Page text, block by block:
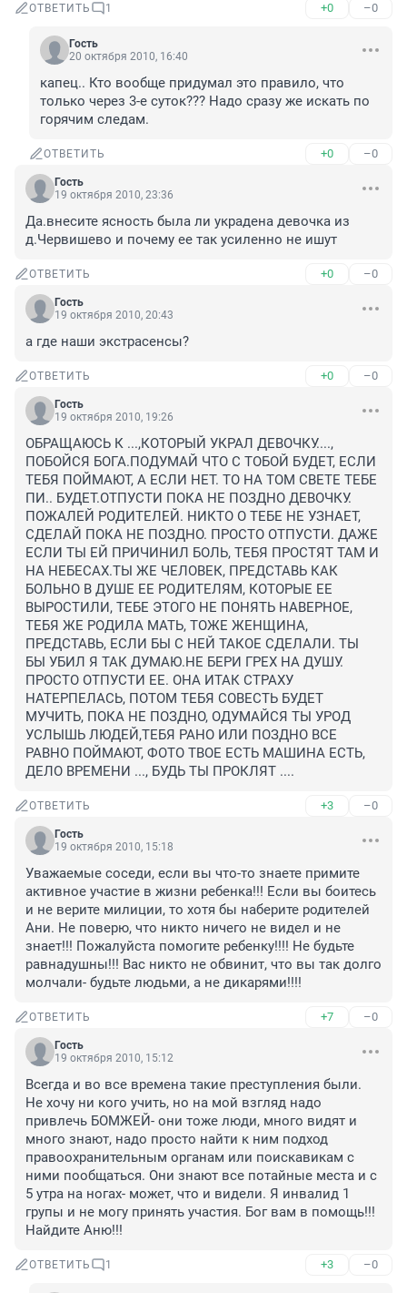
ОТВЕТИТЬ 1 +0 –0
Гость
20 октября 2010, 16:40
капец.. Кто вообще придумал это правило, что
только через 3-е суток??? Надо сразу же искать по
горячим следам.
ОТВЕТИТЬ +0 –0
Гость
19 октября 2010, 23:36
Да.внесите ясность была ли украдена девочка из
д.Червишево и почему ее так усиленно не ишут
ОТВЕТИТЬ +0 –0
Гость
19 октября 2010, 20:43
а где наши экстрасенсы?
ОТВЕТИТЬ +0 –0
Гость
19 октября 2010, 19:26
ОБРАЩАЮСЬ К ...,КОТОРЫЙ УКРАЛ ДЕВОЧКУ....,
ПОБОЙСЯ БОГА.ПОДУМАЙ ЧТО С ТОБОЙ БУДЕТ, ЕСЛИ
ТЕБЯ ПОЙМАЮТ, А ЕСЛИ НЕТ. ТО НА ТОМ СВЕТЕ ТЕБЕ
ПИ.. БУДЕТ.ОТПУСТИ ПОКА НЕ ПОЗДНО ДЕВОЧКУ.
ПОЖАЛЕЙ РОДИТЕЛЕЙ. НИКТО О ТЕБЕ НЕ УЗНАЕТ,
СДЕЛАЙ ПОКА НЕ ПОЗДНО. ПРОСТО ОТПУСТИ. ДАЖЕ
ЕСЛИ ТЫ ЕЙ ПРИЧИНИЛ БОЛЬ, ТЕБЯ ПРОСТЯТ ТАМ И
НА НЕБЕСАХ.ТЫ ЖЕ ЧЕЛОВЕК, ПРЕДСТАВЬ КАК
БОЛЬНО В ДУШЕ ЕЕ РОДИТЕЛЯМ, КОТОРЫЕ ЕЕ
ВЫРОСТИЛИ, ТЕБЕ ЭТОГО НЕ ПОНЯТЬ НАВЕРНОЕ,
ТЕБЯ ЖЕ РОДИЛА МАТЬ, ТОЖЕ ЖЕНЩИНА,
ПРЕДСТАВЬ, ЕСЛИ БЫ С НЕЙ ТАКОЕ СДЕЛАЛИ. ТЫ
БЫ УБИЛ Я ТАК ДУМАЮ.НЕ БЕРИ ГРЕХ НА ДУШУ.
ПРОСТО ОТПУСТИ ЕЕ. ОНА ИТАК СТРАХУ
НАТЕРПЕЛАСЬ, ПОТОМ ТЕБЯ СОВЕСТЬ БУДЕТ
МУЧИТЬ, ПОКА НЕ ПОЗДНО, ОДУМАЙСЯ ТЫ УРОД
УСЛЫШЬ ЛЮДЕЙ,ТЕБЯ РАНО ИЛИ ПОЗДНО ВСЕ
РАВНО ПОЙМАЮТ, ФОТО ТВОЕ ЕСТЬ МАШИНА ЕСТЬ,
ДЕЛО ВРЕМЕНИ ..., БУДЬ ТЫ ПРОКЛЯТ ....
ОТВЕТИТЬ +3 –0
Гость
19 октября 2010, 15:18
Уважаемые соседи, если вы что-то знаете примите
активное участие в жизни ребенка!!! Если вы боитесь
и не верите милиции, то хотя бы наберите родителей
Ани. Не поверю, что никто ничего не видел и не
знает!!! Пожалуйста помогите ребенку!!!! Не будьте
равнадушны!!! Вас никто не обвинит, что вы так долго
молчали- будьте людьми, а не дикарями!!!!
ОТВЕТИТЬ +7 –0
Гость
19 октября 2010, 15:12
Всегда и во все времена такие преступления были.
Не хочу ни кого учить, но на мой взгляд надо
привлечь БОМЖЕЙ- они тоже люди, много видят и
много знают, надо просто найти к ним подход
правоохранительным органам или поискавикам с
ними пообщаться. Они знают все потайные места и с
5 утра на ногах- может, что и видели. Я инвалид 1
групы и не могу принять участия. Бог вам в помощь!!!
Найдите Аню!!!
ОТВЕТИТЬ 1 +3 –0